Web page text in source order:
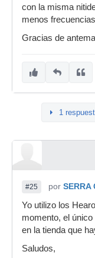
con la misma
menos
Gracias de
1
#25 por SERRA
Yo utilizo los
momento, el
en la tienda que
Saludos,